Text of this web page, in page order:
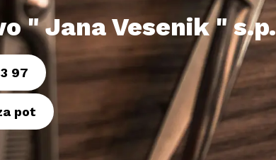
" Jana Vesenik " s.p.
97
pot